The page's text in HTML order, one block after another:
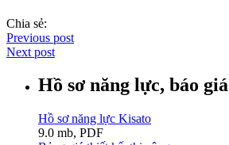
Chia sẻ:
Previous post
Next post
Hồ sơ năng lực, báo giá
Hồ sơ năng lực Kisato
9.0 mb, PDF